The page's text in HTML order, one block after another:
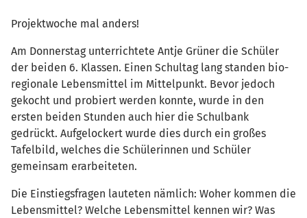
Projektwoche mal anders!
Am Donnerstag unterrichtete Antje Grüner die Schüler
der beiden 6. Klassen. Einen Schultag lang standen bio-
regionale Lebensmittel im Mittelpunkt. Bevor jedoch
gekocht und probiert werden konnte, wurde in den
ersten beiden Stunden auch hier die Schulbank
gedrückt. Aufgelockert wurde dies durch ein großes
Tafelbild, welches die Schülerinnen und Schüler
gemeinsam erarbeiteten.
Die Einstiegsfragen lauteten nämlich: Woher kommen die
Lebensmittel? Welche Lebensmittel kennen wir? Was